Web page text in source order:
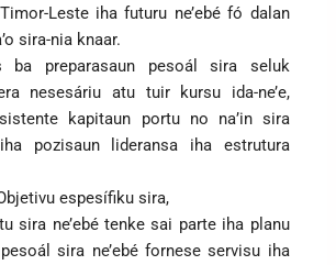
Leste iha futuru ne’ebé fó dalan
sira-nia knaar.
ba preparasaun pesoál sira seluk
nesesáriu atu tuir kursu ida-ne’e,
kapitaun portu no na’in sira
pozisaun lideransa iha estrutura
espesífiku sira,
sira ne’ebé tenke sai parte iha planu
sira ne’ebé fornese servisu iha